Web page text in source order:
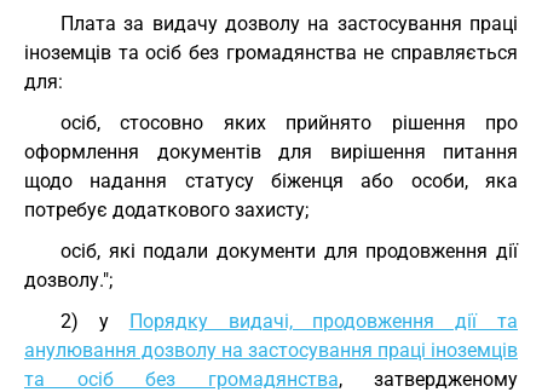
Плата за видачу дозволу на застосування праці
іноземців та осіб без громадянства не справляється
для:
осіб, стосовно яких прийнято рішення про
оформлення документів для вирішення питання
щодо надання статусу біженця або особи, яка
потребує додаткового захисту;
осіб, які подали документи для продовження дії
дозволу.";
2) у Порядку видачі, продовження дії та
анулювання дозволу на застосування праці іноземців
та осіб без громадянства, затвердженому